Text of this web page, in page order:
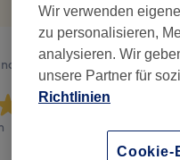
ihrem Besuch
Wir verwenden
zu personalisieren,
analysieren. Wir
unsere Partner für
Richtlinien
Cookie-